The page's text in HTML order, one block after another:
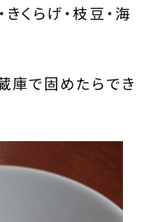
くらげ・枝豆・海
庫で固めたらでき